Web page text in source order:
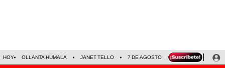
HOY OLLANTA HUMALA JANET TELLO 7 DE AGOSTO TINKA RESULTADOS